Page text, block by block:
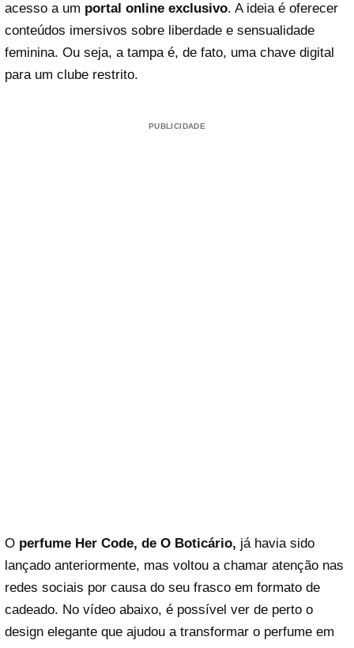
acesso a um portal online exclusivo. A ideia é oferecer
conteúdos imersivos sobre liberdade e sensualidade
feminina. Ou seja, a tampa é, de fato, uma chave digital
para um clube restrito.
PUBLICIDADE
O perfume Her Code, de O Boticário, já havia sido
lançado anteriormente, mas voltou a chamar atenção nas
redes sociais por causa do seu frasco em formato de
cadeado. No vídeo abaixo, é possível ver de perto o
design elegante que ajudou a transformar o perfume em